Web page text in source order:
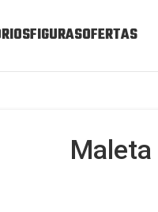
FIGURASOFERTAS